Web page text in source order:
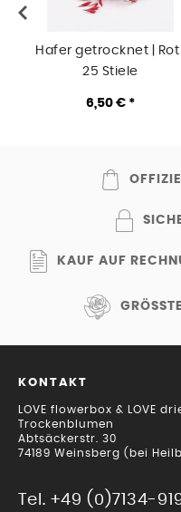
Hafer getrocknet | Rot |
25 Stiele
6,50 € *
KAUF AUF
KONTAKT
LOVE flowerbox & LOVE
Trockenblumen
Abtsäckerstr. 30
74189 Weinsberg (bei
Tel. +49 (0)7134-